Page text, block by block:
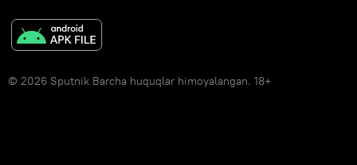
© 2026 Sputnik Barcha huquqlar himoyalangan. 18+